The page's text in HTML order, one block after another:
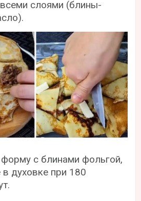
слоями (блины-
с блинами фольгой,
в духовке при 180